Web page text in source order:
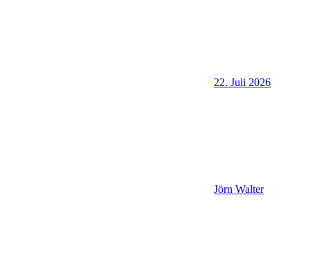
22. Juli 2026
Jörn Walter